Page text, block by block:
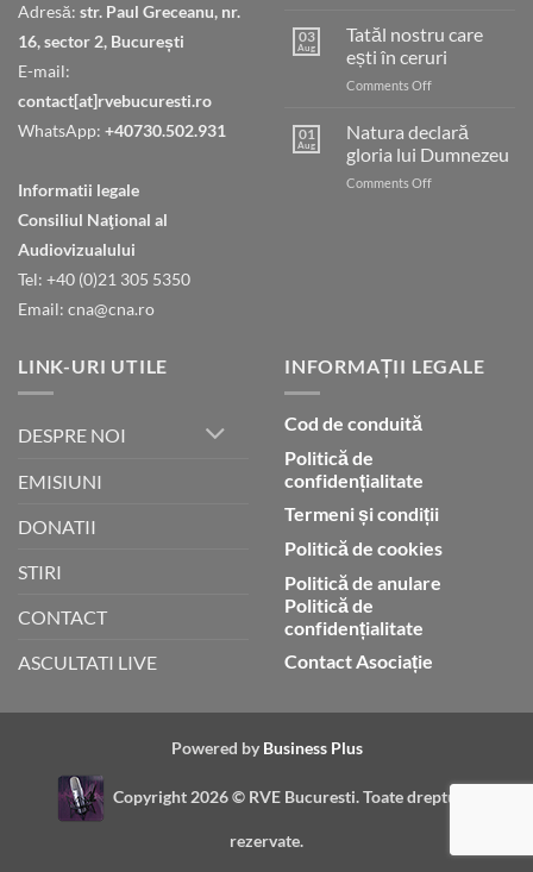
Adresă: str. Paul Greceanu, nr.
16, sector 2, București
E-mail:
contact[at]rvebucuresti.ro
WhatsApp: +40730.502.931
Informatii legale
Consiliul Naţional al
Audiovizualului
Tel: +40 (0)21 305 5350
Email: cna@cna.ro
03
Aug
Tatăl nostru care
ești în ceruri
Comments Offon
nostru
care
ești
în
01
Aug
Natura declară
gloria lui Dumnezeu
Comments Offon
LINK-URI UTILE
DESPRE NOI
EMISIUNI
DONATII
STIRI
CONTACT
ASCULTATI LIVE
INFORMAȚII LEGALE
Cod de conduită
Politică de
confidențialitate
Termeni și condiții
Politică de cookies
Politică de anulare
Politică de
confidențialitate
Contact Asociație
Powered by Business Plus
Copyright 2026 © RVE Bucuresti. Toate drepturile
rezervate.